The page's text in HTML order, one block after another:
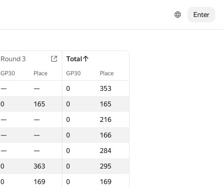
Enter
Round 3 Total
GP30 Place GP30 Place
— — 0
353
0 165 0
165
— — 0
216
— — 0
166
— — 0
284
0 363 0
295
0 169 0
169